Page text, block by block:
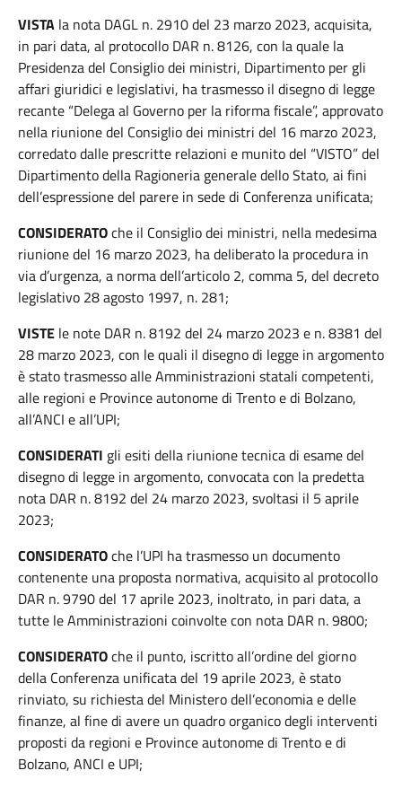
VISTA la nota DAGL n. 2910 del 23 marzo 2023, acquisita,
in pari data, al protocollo DAR n. 8126, con la quale la
Presidenza del Consiglio dei ministri, Dipartimento per gli
affari giuridici e legislativi, ha trasmesso il disegno di legge
recante “Delega al Governo per la riforma fiscale”, approvato
nella riunione del Consiglio dei ministri del 16 marzo 2023,
corredato dalle prescritte relazioni e munito del “VISTO” del
Dipartimento della Ragioneria generale dello Stato, ai fini
dell’espressione del parere in sede di Conferenza unificata;
CONSIDERATOche il Consiglio dei ministri, nella medesima
riunione del 16 marzo 2023, ha deliberato la procedura in
via d’urgenza, a norma dell’articolo 2, comma 5, del decreto
legislativo 28 agosto 1997, n. 281;
VISTE le note DAR n. 8192 del 24 marzo 2023 e n. 8381 del
28 marzo 2023, con le quali il disegno di legge in argomento
è stato trasmesso alle Amministrazioni statali competenti,
alle regioni e Province autonome di Trento e di Bolzano,
all’ANCI e all’UPI;
CONSIDERATI gli esiti della riunione tecnica di esame del
disegno di legge in argomento, convocata con la predetta
nota DAR n. 8192 del 24 marzo 2023, svoltasi il 5 aprile
2023;
CONSIDERATOche l’UPI ha trasmesso un documento
contenente una proposta normativa, acquisito al protocollo
DAR n. 9790 del 17 aprile 2023, inoltrato, in pari data, a
tutte le Amministrazioni coinvolte con nota DAR n. 9800;
CONSIDERATOche il punto, iscritto all’ordine del giorno
della Conferenza unificata del 19 aprile 2023, è stato
rinviato, su richiesta del Ministero dell’economia e delle
finanze, al fine di avere un quadro organico degli interventi
proposti da regioni e Province autonome di Trento e di
Bolzano, ANCI e UPI;